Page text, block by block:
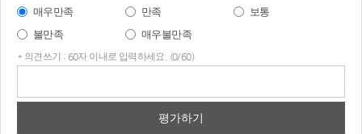
매우만족 만족
보통
불만족
매우불만족
* 의견쓰기 : 60자 이내로 입력하세요. (0/60)